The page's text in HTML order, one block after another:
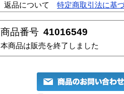
返品について
特定商取引法に基
商品番号 41016549
本商品は販売を終了しました